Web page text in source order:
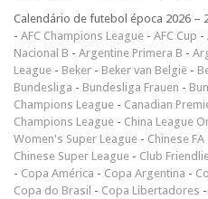
Calendário de futebol época 2026 –
- AFC Champions League - AFC Cup -
Nacional B - Argentine Primera B -
League - Beker - Beker van België -
Bundesliga - Bundesliga Frauen -
Champions League - Canadian
Champions League - China League
Women's Super League - Chinese FA
Chinese Super League - Club
- Copa América - Copa Argentina -
Copa do Brasil - Copa Libertadores -